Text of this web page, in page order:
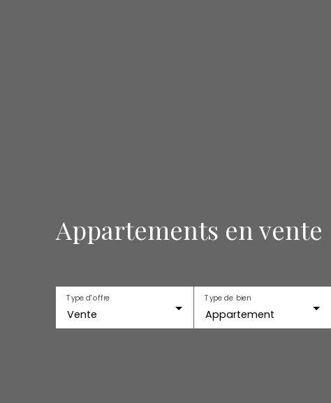
Appartements en vente
Vente
Type d'offre
Appartement
Type de bien